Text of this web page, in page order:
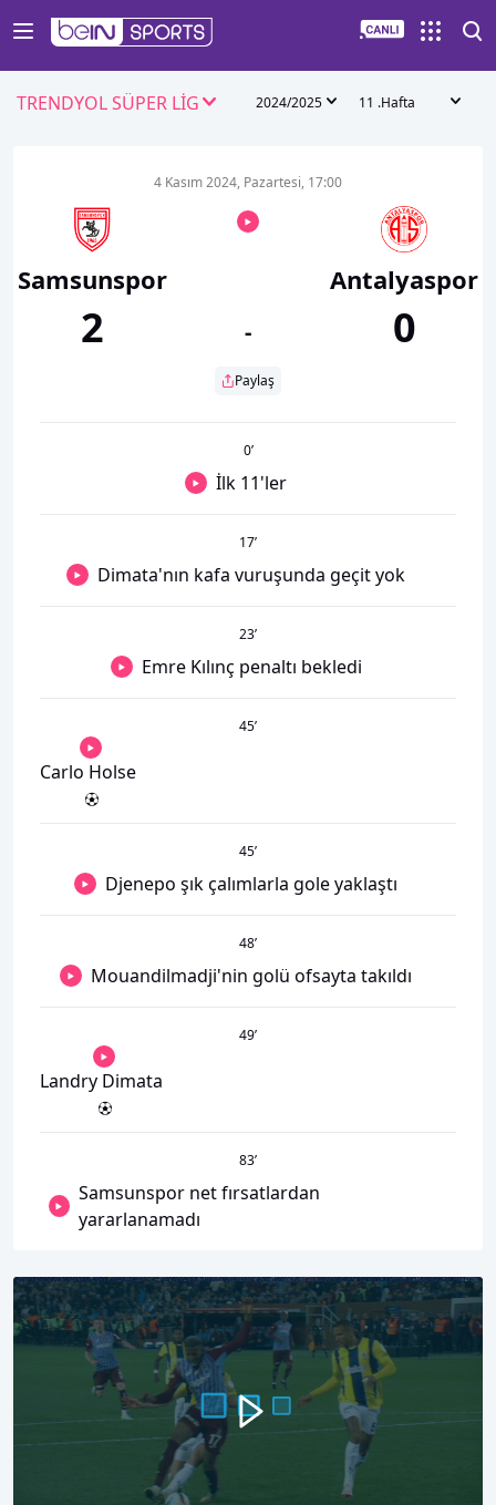
TRENDYOL SÜPER LİG 2024/2025 11 .Hafta
Samsunspor
2
4 Kasım 2024, Pazartesi, 17:00
-
Paylaş
Antalyaspor
0
0’
İlk 11'ler
17’
Dimata'nın kafa vuruşunda geçit yok
23’
Emre Kılınç penaltı bekledi
45’
Carlo Holse
45’
Djenepo şık çalımlarla gole yaklaştı
48’
Mouandilmadji'nin golü ofsayta takıldı
49’
Landry Dimata
83’
Samsunspor net fırsatlardan
yararlanamadı